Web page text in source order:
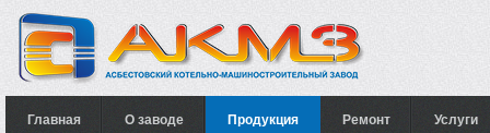
Главная О заводе Продукция Ремонт Услуги